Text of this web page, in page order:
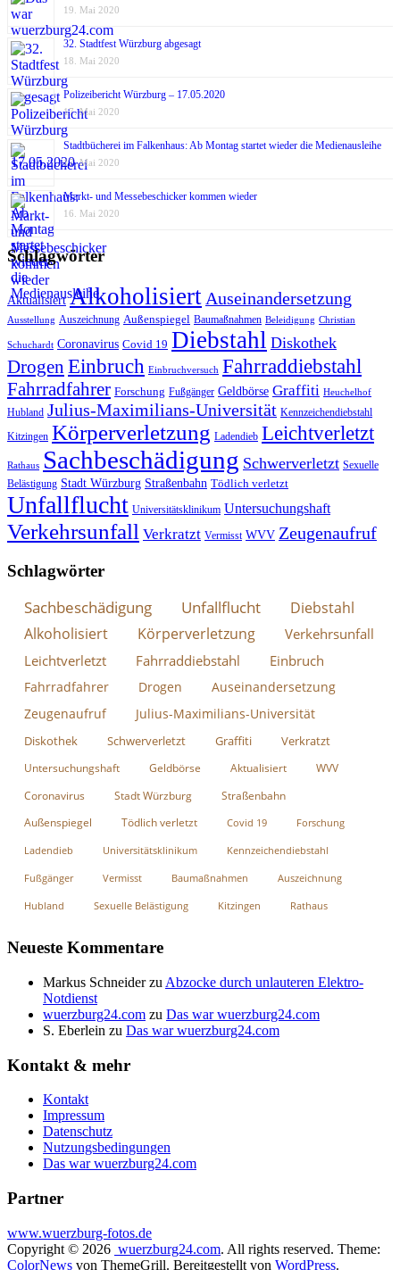
19. Mai 2020
32. Stadtfest Würzburg abgesagt
18. Mai 2020
Polizeibericht Würzburg – 17.05.2020
17. Mai 2020
Stadtbücherei im Falkenhaus: Ab Montag startet wieder die Medienausleihe
17. Mai 2020
Markt- und Messebeschicker kommen wieder
16. Mai 2020
Schlagwörter
Aktualisiert Alkoholisiert Auseinandersetzung
Ausstellung Auszeichnung Außenspiegel Baumaßnahmen Beleidigung Christian
Schuchardt Coronavirus Covid 19 Diebstahl Diskothek
Drogen Einbruch Einbruchversuch Fahrraddiebstahl
Fahrradfahrer Forschung Fußgänger Geldbörse Graffiti Heuchelhof
Hubland Julius-Maximilians-Universität Kennzeichendiebstahl
Kitzingen Körperverletzung Ladendieb Leichtverletzt
Rathaus Sachbeschädigung Schwerverletzt Sexuelle
Belästigung Stadt Würzburg Straßenbahn Tödlich verletzt
Unfallflucht Universitätsklinikum Untersuchungshaft
Verkehrsunfall Verkratzt Vermisst WVV Zeugenaufruf
Schlagwörter
Sachbeschädigung Unfallflucht
Diebstahl
Alkoholisiert
Körperverletzung Verkehrsunfall
Leichtverletzt Fahrraddiebstahl Einbruch
Fahrradfahrer Drogen
Auseinandersetzung
Zeugenaufruf
Julius-Maximilians-Universität
Diskothek Schwerverletzt Graffiti Verkratzt
Untersuchungshaft Geldbörse Aktualisiert
WVV
Coronavirus
Stadt Würzburg Straßenbahn
Außenspiegel Tödlich verletzt Covid 19 Forschung
Ladendieb Universitätsklinikum Kennzeichendiebstahl
Fußgänger Vermisst Baumaßnahmen Auszeichnung
Hubland Sexuelle Belästigung Kitzingen Rathaus
Neueste Kommentare
Markus Schneiderzu Abzocke durch unlauteren Elektro-
Notdienst
wuerzburg24.com zu Das war wuerzburg24.com
S. Eberlein zu Das war wuerzburg24.com
Kontakt & mehr
Kontakt
Impressum
Datenschutz
Nutzungsbedingungen
Das war wuerzburg24.com
Partner
www.wuerzburg-fotos.de
Copyright © 2026 wuerzburg24.com. All rights reserved. Theme:
ColorNews von ThemeGrill. Bereitgestellt von WordPress.